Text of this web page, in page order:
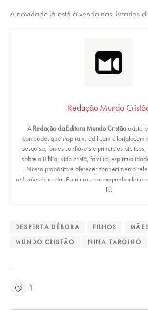
A novidade já está à venda nas livrarias
Redação Mundo
A Redação da Editora Mundo Cristãoexiste
conteúdos que inspiram, edificam e fortalecem
pesquisa, fontes confiáveis e princípios
sobre a Bíblia, vida cristã, família,
Nosso propósito é oferecer conhecimento
reflexões à luz das Escrituras e acompanhar
fé.
DESPERTA DÉBORA FILHOS
MUNDO CRISTÃO
NINA TARGINO
1